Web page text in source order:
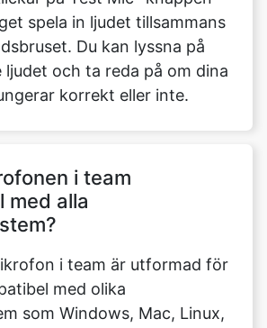
spela in ljudet tillsammans
Du kan lyssna på
ljudet och ta reda på om dina
korrekt eller inte.
i team
med alla
i team är utformad för
med olika
som Windows, Mac, Linux,